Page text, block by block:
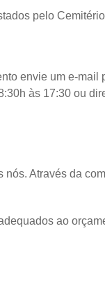
pelo
envie um e-mail
às 17:30 ou
nós. Através da
ao